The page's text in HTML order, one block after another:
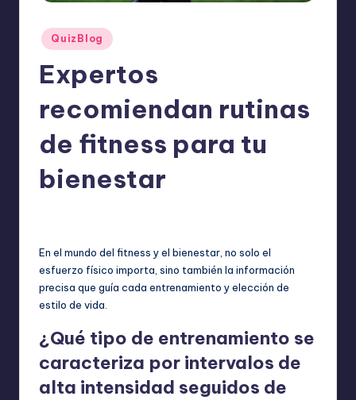
Publicado
en
QuizBlog
Expertos
recomiendan rutinas
de fitness para tu
bienestar
En el mundo del fitness y el bienestar, no solo el
esfuerzo físico importa, sino también la información
precisa que guía cada entrenamiento y elección de
estilo de vida.
¿Qué tipo de entrenamiento se
caracteriza por intervalos de
alta intensidad seguidos de